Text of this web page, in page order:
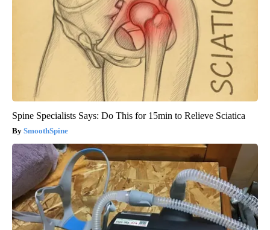
Spine Specialists Says: Do This for 15min to Relieve Sciatica
SmoothSpine